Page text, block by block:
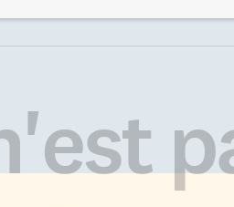
être
autour de
et son
utiliser les
Luminescence est la
fascination
métal exerce encore
de par ses qualités à